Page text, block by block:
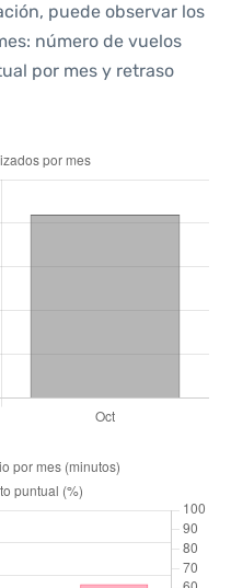
puede observar los
número de vuelos
por mes y retraso